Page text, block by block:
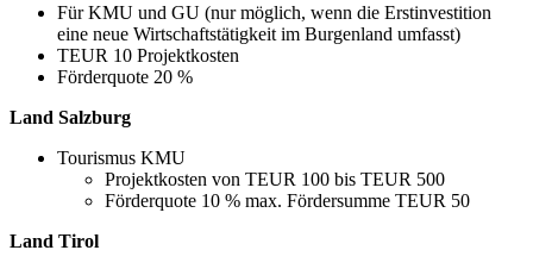
Für KMU und GU (nur möglich, wenn die Erstinvestition
eine neue Wirtschafts­tätigkeit im Burgenland umfasst)
TEUR 10 Projektkosten
Förderquote 20 %
Land Salzburg
Tourismus KMU
Projektkosten von TEUR 100 bis TEUR 500
Förderquote 10 % max. Fördersumme TEUR 50
Land Tirol